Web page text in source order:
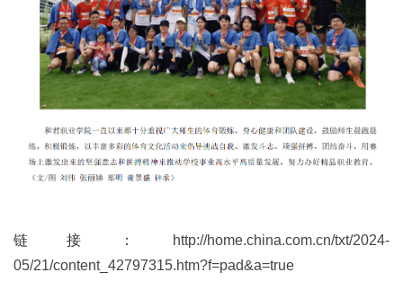
链接：
http://home.china.com.cn/txt/2024-
05/21/content_42797315.htm?f=pad&a=true